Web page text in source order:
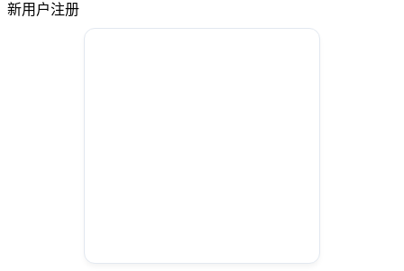
新用户注册